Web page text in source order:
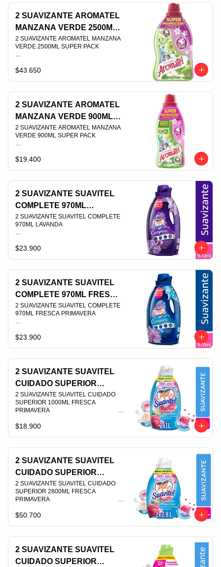
2 SUAVIZANTE AROMATEL
MANZANA VERDE 2500ML
SUPER PACK
2 SUAVIZANTE AROMATEL MANZANA
VERDE 2500ML SUPER PACK
$43.650
2 SUAVIZANTE AROMATEL
MANZANA VERDE 900ML
SUPER PACK
2 SUAVIZANTE AROMATEL MANZANA
VERDE 900ML SUPER PACK
$19.400
2 SUAVIZANTE SUAVITEL
COMPLETE 970ML
LAVANDA
2 SUAVIZANTE SUAVITEL COMPLETE
970ML LAVANDA
$23.900
2 SUAVIZANTE SUAVITEL
COMPLETE 970ML FRESCA
PRIMAVERA
2 SUAVIZANTE SUAVITEL COMPLETE
970ML FRESCA PRIMAVERA
$23.900
2 SUAVIZANTE SUAVITEL
CUIDADO SUPERIOR
1000ML FRESCA
PRIMAVERA
2 SUAVIZANTE SUAVITEL CUIDADO
SUPERIOR 1000ML FRESCA
PRIMAVERA
PLU 007179
$18.900
2 SUAVIZANTE SUAVITEL
CUIDADO SUPERIOR
2800ML FRESCA
PRIMAVERA
2 SUAVIZANTE SUAVITEL CUIDADO
SUPERIOR 2800ML FRESCA
PRIMAVERA
PLU 007181
$50.700
2 SUAVIZANTE SUAVITEL
CUIDADO SUPERIOR